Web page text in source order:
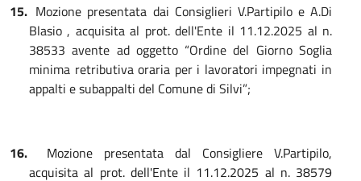
15. Mozione presentata dai Consiglieri V.Partipilo e A.Di
Blasio , acquisita al prot. dell'Ente il 11.12.2025 al n.
38533 avente ad oggetto “Ordine del Giorno Soglia
minima retributiva oraria per i lavoratori impegnati in
appalti e subappalti del Comune di Silvi”;
16.
Mozione presentata dal Consigliere V.Partipilo,
acquisita al prot. dell'Ente il 11.12.2025 al n. 38579